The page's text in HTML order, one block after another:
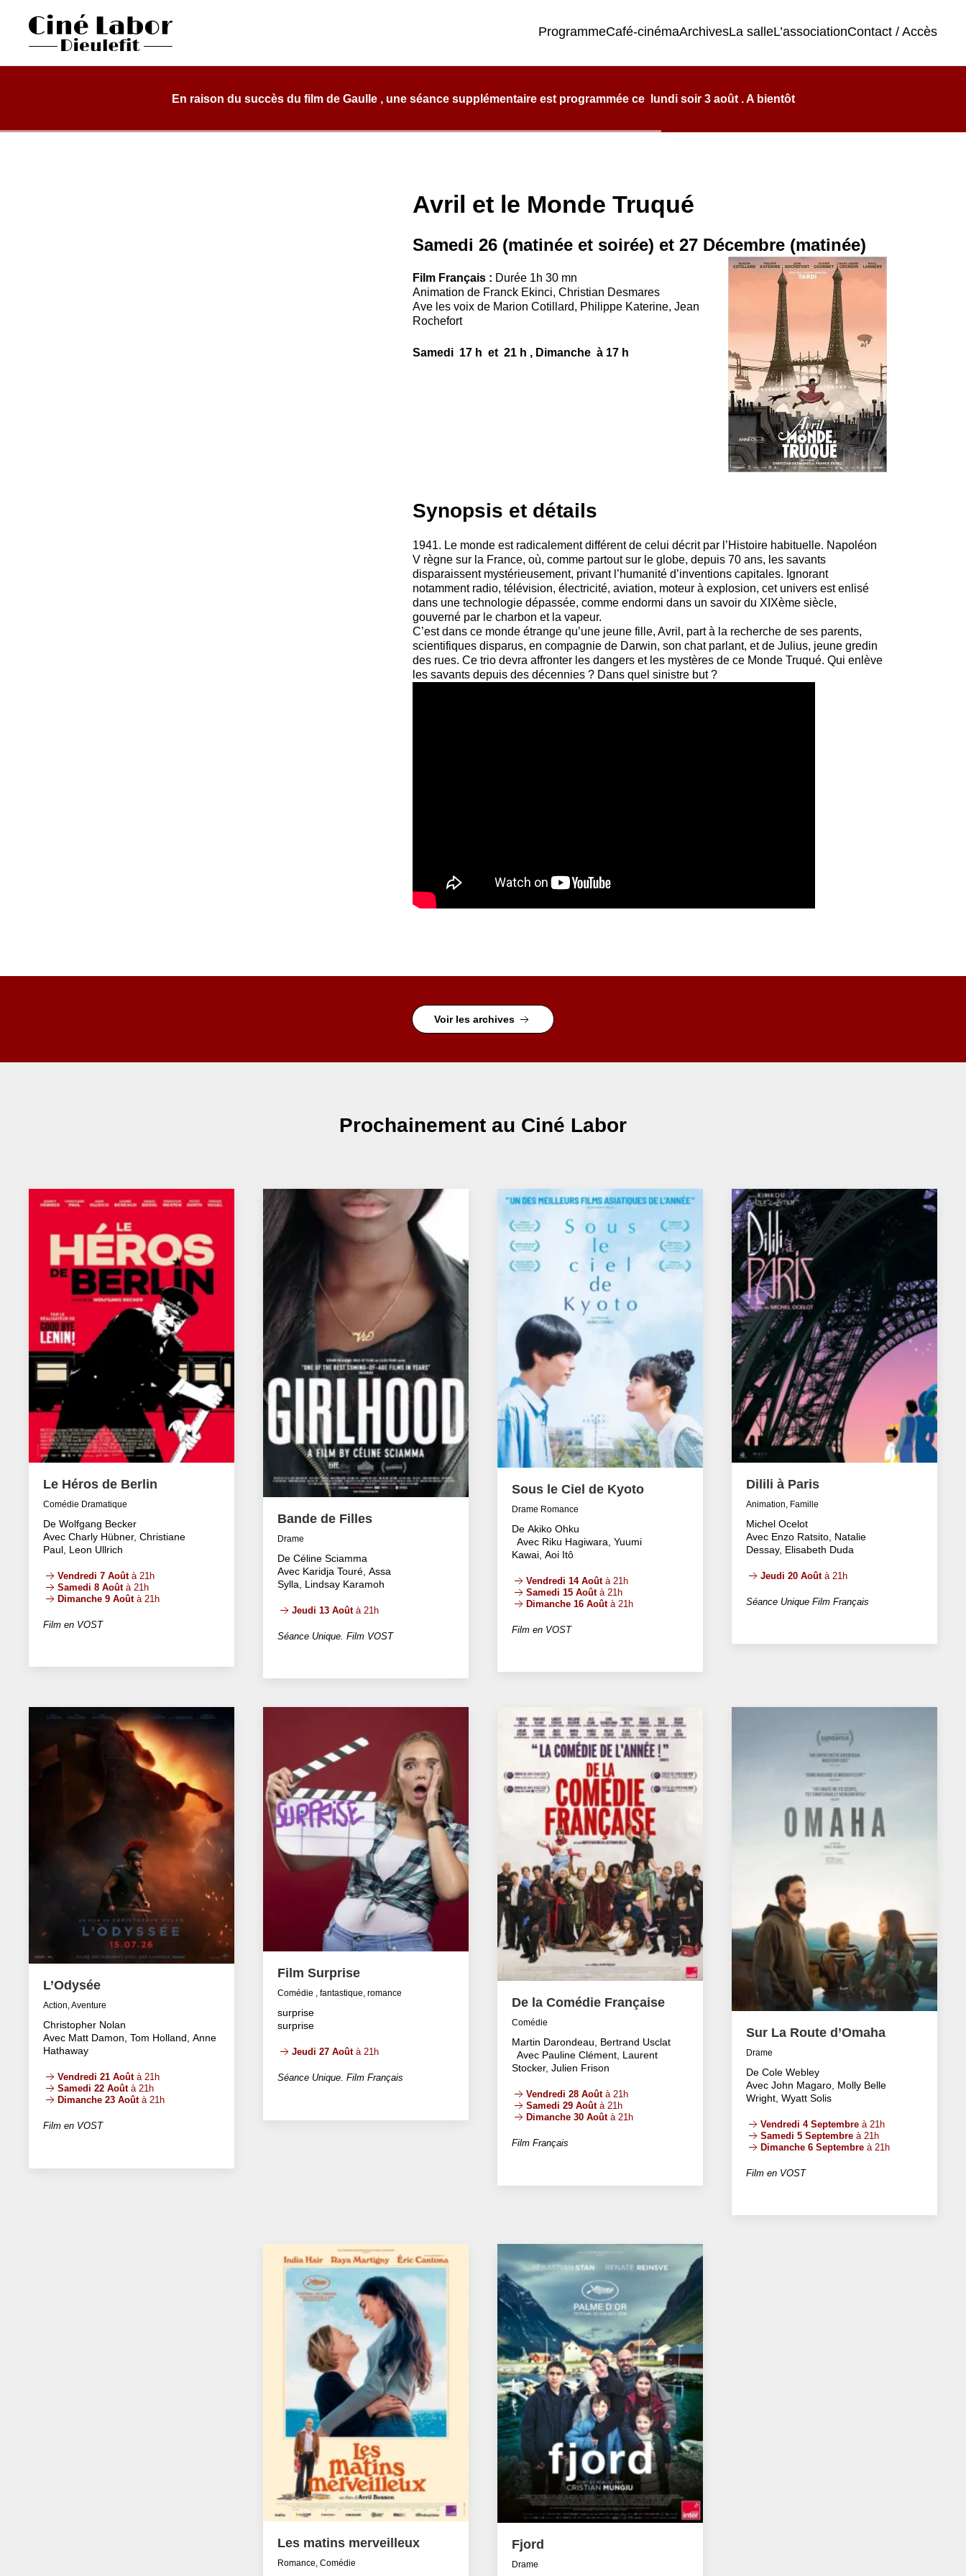
content
Cinéma Labor
ProgrammeCafé-cinémaArchivesLa salleL’associationContact / Accès
En raison du succès du film de Gaulle , une séance supplémentaire est programmée ce lundi soir 3 août . A bientôt
Avril et le Monde Truqué
Samedi 26 (matinée et soirée) et 27 Décembre (matinée)
Film Français : Durée 1h 30 mn
Animation de Franck Ekinci, Christian Desmares
Ave les voix de Marion Cotillard, Philippe Katerine, Jean
Rochefort
Samedi 17 h et 21 h , Dimanche à 17 h
Synopsis et détails
1941. Le monde est radicalement différent de celui décrit par l’Histoire habituelle. Napoléon
V règne sur la France, où, comme partout sur le globe, depuis 70 ans, les savants
disparaissent mystérieusement, privant l’humanité d’inventions capitales. Ignorant
notamment radio, télévision, électricité, aviation, moteur à explosion, cet univers est enlisé
dans une technologie dépassée, comme endormi dans un savoir du XIXème siècle,
gouverné par le charbon et la vapeur.
C’est dans ce monde étrange qu’une jeune fille, Avril, part à la recherche de ses parents,
scientifiques disparus, en compagnie de Darwin, son chat parlant, et de Julius, jeune gredin
des rues. Ce trio devra affronter les dangers et les mystères de ce Monde Truqué. Qui enlève
les savants depuis des décennies ? Dans quel sinistre but ?
Voir les archives
Prochainement au Ciné Labor
Le Héros de Berlin
Comédie Dramatique
De Wolfgang Becker
Avec Charly Hübner, Christiane
Paul, Leon Ullrich
Vendredi 7 Aoûtà 21h
Samedi 8 Aoûtà 21h
Dimanche 9 Aoûtà 21h
Film en VOST
Bande de Filles
Drame
De Céline Sciamma
Avec Karidja Touré, Assa
Sylla, Lindsay Karamoh
Jeudi 13 Aoûtà 21h
Séance Unique. Film VOST
Sous le Ciel de Kyoto
Drame Romance
De Akiko Ohku
Avec Riku Hagiwara, Yuumi
Kawai, Aoi Itô
Vendredi 14 Aoûtà 21h
Samedi 15 Aoûtà 21h
Dimanche 16 Aoûtà 21h
Film en VOST
Dilili à Paris
Animation, Famille
Michel Ocelot
Avec Enzo Ratsito, Natalie
Dessay, Elisabeth Duda
Jeudi 20 Aoûtà 21h
Séance Unique Film Français
L’Odysée
Action, Aventure
Christopher Nolan
Avec Matt Damon, Tom Holland, Anne
Hathaway
Vendredi 21 Aoûtà 21h
Samedi 22 Aoûtà 21h
Dimanche 23 Aoûtà 21h
Film en VOST
Film Surprise
Comédie , fantastique, romance
surprise
surprise
Jeudi 27 Aoûtà 21h
Séance Unique. Film Français
De la Comédie Française
Comédie
Martin Darondeau, Bertrand Usclat
Avec Pauline Clément, Laurent
Stocker, Julien Frison
Vendredi 28 Aoûtà 21h
Samedi 29 Aoûtà 21h
Dimanche 30 Aoûtà 21h
Film Français
Sur La Route d’Omaha
Drame
De Cole Webley
Avec John Magaro, Molly Belle
Wright, Wyatt Solis
Vendredi 4 Septembre à 21h
Samedi 5 Septembre à 21h
Dimanche 6 Septembre à 21h
Film en VOST
Les matins merveilleux
Romance, Comédie
Fjord
Drame